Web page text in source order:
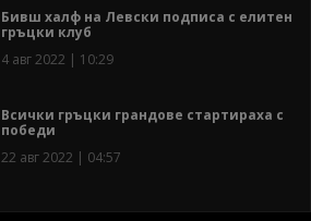
Бивш халф на Левски подписа с елитен
гръцки клуб
4 авг 2022 | 10:29
Всички гръцки грандове стартираха с
победи
22 авг 2022 | 04:57